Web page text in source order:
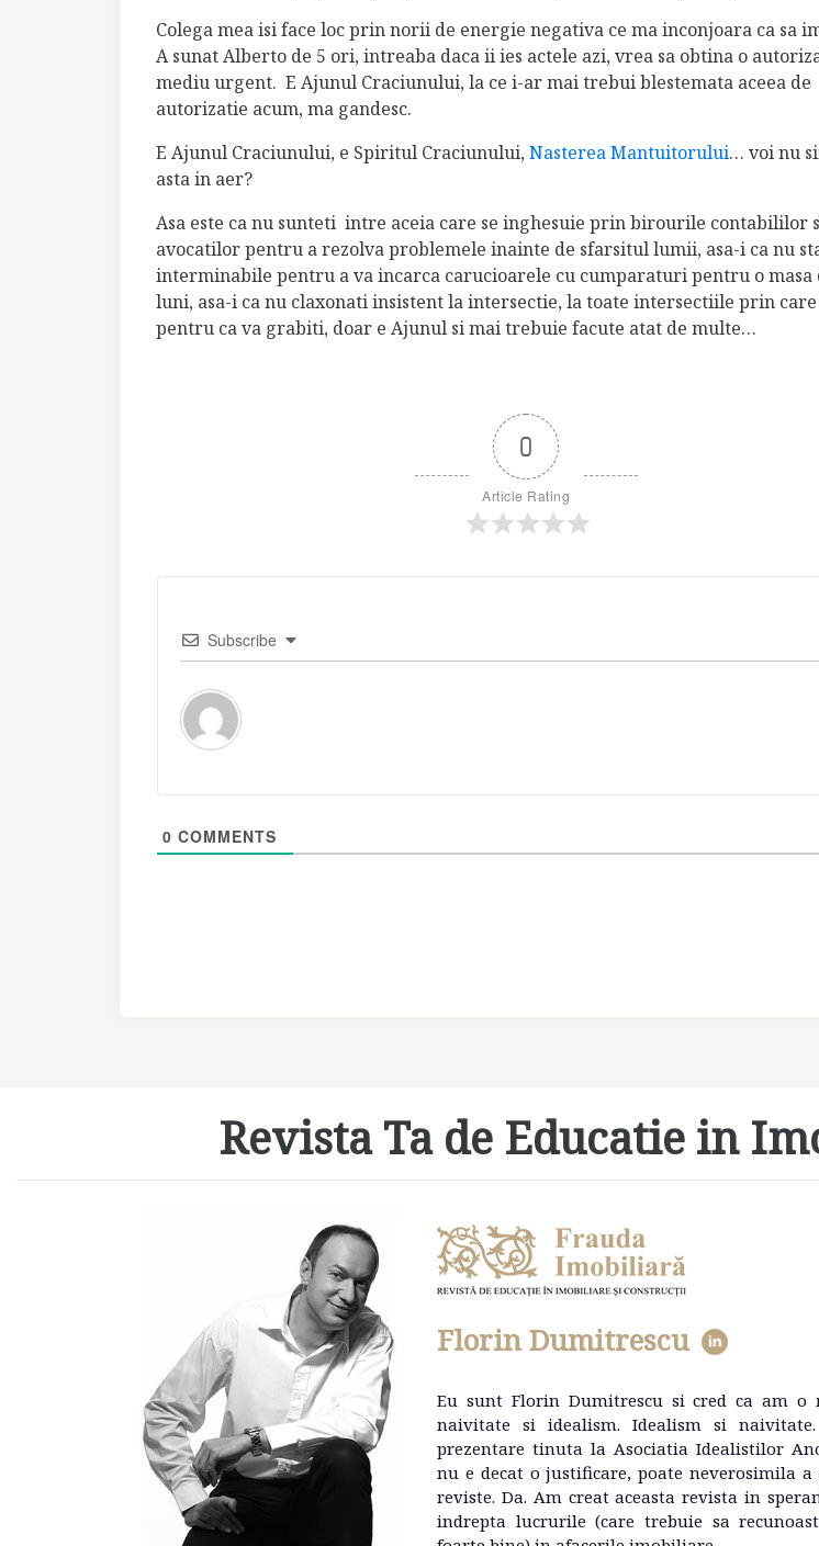
Colega mea isi face loc prin norii de energie negativa ce ma inconjoara ca sa
A sunat Alberto de 5 ori, intreaba daca ii ies actele azi, vrea sa obtina o
mediu urgent. E Ajunul Craciunului, la ce i-ar mai trebui blestemata aceea de
autorizatie acum, ma gandesc.
E Ajunul Craciunului, e Spiritul Craciunului,Nasterea Mantuitorului… voi nu
asta in aer?
Asa este ca nu sunteti intre aceia care se inghesuie prin birourile contabililor
avocatilor pentru a rezolva problemele inainte de sfarsitul lumii, asa-i ca nu
interminabile pentru a va incarca carucioarele cu cumparaturi pentru o masa
luni, asa-i ca nu claxonati insistent la intersectie, la toate intersectiile prin
pentru ca va grabiti, doar e Ajunul si mai trebuie facute atat de multe…
0
Article Rating
Subscribe
0 COMMENTS
Revista Ta de Educatie in
Florin Dumitrescu
Eu sunt Florin Dumitrescu si cred ca am o
naivitate si idealism. Idealism si
prezentare tinuta la Asociatia Idealistilor
nu e decat o justificare, poate neverosimila a
reviste. Da. Am creat aceasta revista in
indrepta lucrurile (care trebuie sa